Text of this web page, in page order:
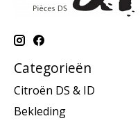
Categorieën
Citroën DS & ID
Bekleding